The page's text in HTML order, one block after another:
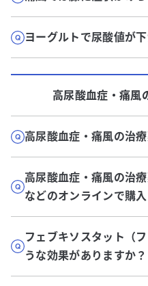
ヨーグルトで尿酸値が
高尿酸血症・痛風
高尿酸血症・痛風の治
高尿酸血症・痛風の治
などのオンラインで購
フェブキソスタット（
うな効果がありますか？